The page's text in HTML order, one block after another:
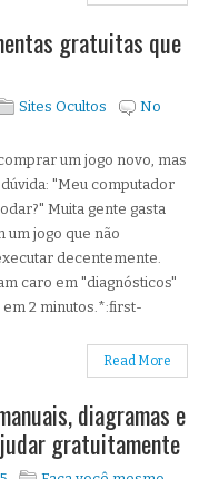
gratuitas que
Sites Ocultos
No
um jogo novo, mas
"Meu computador
Muita gente gasta
um jogo que não
decentemente.
caro em "diagnósticos"
2 minutos.*:first-
Read More
diagramas e
gratuitamente